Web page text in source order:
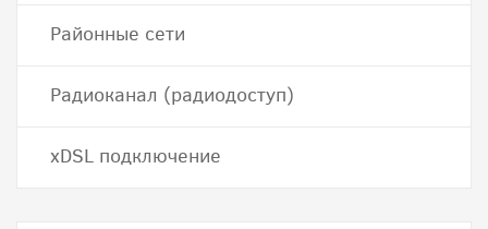
Районные сети
Радиоканал (радиодоступ)
хDSL подключение